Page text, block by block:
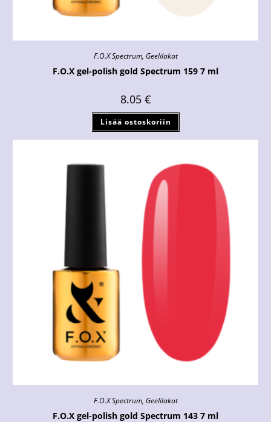
F.O.X Spectrum, Geelilakat
F.O.X gel-polish gold Spectrum 159 7 ml
8.05 €
Lisää ostoskoriin
F.O.X Spectrum, Geelilakat
F.O.X gel-polish gold Spectrum 143 7 ml